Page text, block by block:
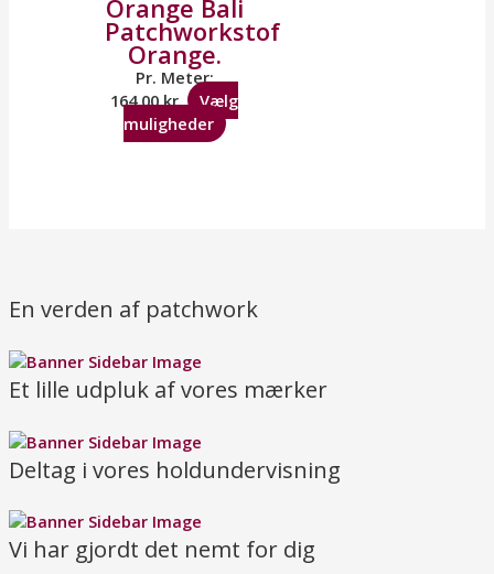
Orange Bali
Patchworkstof
Orange.
Pr. Meter:
164,00kr.
Vælg
muligheder
En verden af patchwork
Et lille udpluk af vores mærker
Deltag i vores holdundervisning
Vi har gjordt det nemt for dig